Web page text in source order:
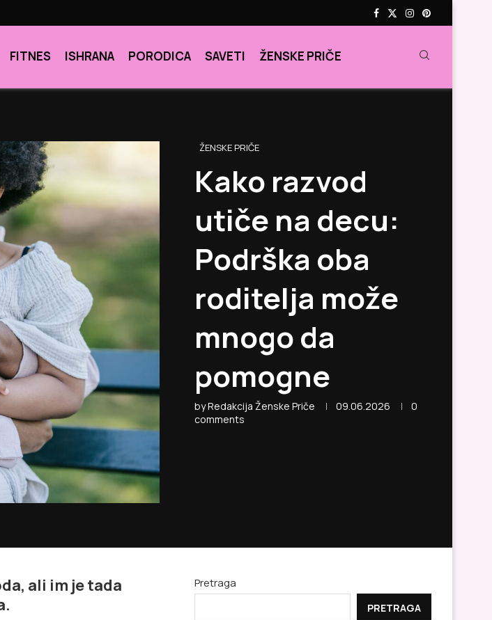
FITNES ISHRANA PORODICA SAVETI ŽENSKE PRIČE
ŽENSKE PRIČE
Kako razvod
utiče na decu:
Podrška oba
roditelja može
mnogo da
pomogne
byRedakcija Ženske Priče 09.06.2026
0
comments
ali im je tada
Pretraga
PRETRAGA